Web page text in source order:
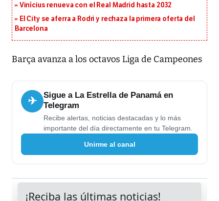
Vinícius renueva con el Real Madrid hasta 2032
El City se aferra a Rodri y rechaza la primera oferta del
Barcelona
Barça avanza a los octavos Liga de Campeones
✈
Sigue a La Estrella de Panamá en
Telegram
Recibe alertas, noticias destacadas y lo más
importante del día directamente en tu Telegram.
Unirme al canal